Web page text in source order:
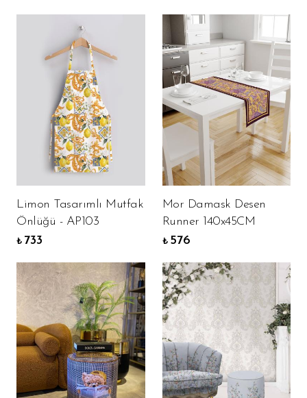
Limon Tasarımlı Mutfak
Önlüğü - AP103
₺ 733
Mor Damask Desen
Runner 140x45CM
₺ 576